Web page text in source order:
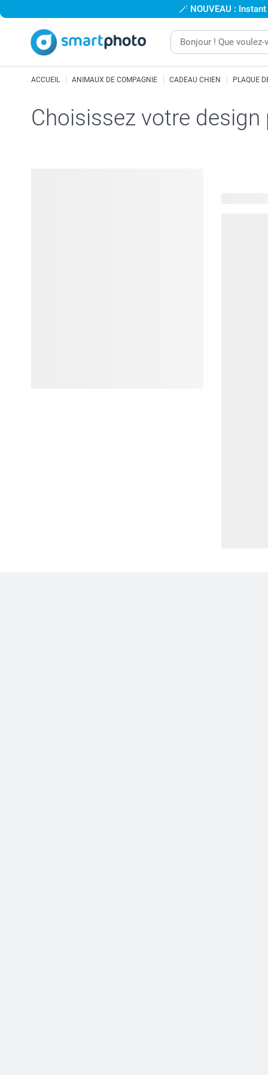
🪄 NOUVEAU :
ACCUEIL ANIMAUX DE COMPAGNIE CADEAU CHIEN PLAQUE
Choisissez votre